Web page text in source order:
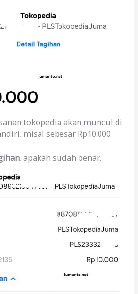
tokopedia akan muncul di
misal sebesar Rp10.000
, apakah sudah benar.